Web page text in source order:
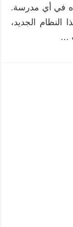
في أي مدرسة.
الجديد،
…